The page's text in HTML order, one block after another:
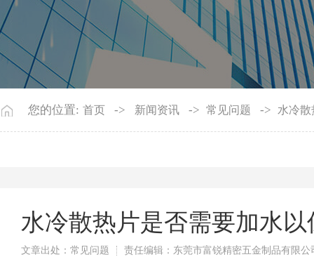
您的位置: 首页 -> 新闻资讯 -> 常见问题 -> 水冷
水冷散热片是否需要加水以
文章出处：常见问题 责任编辑：东莞市富锐精密五金制品有限公